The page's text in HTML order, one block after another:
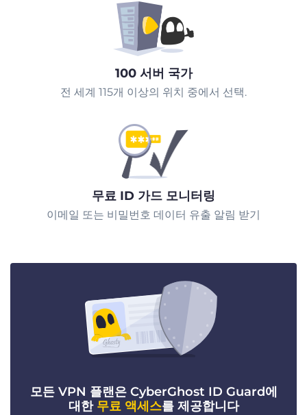
100 서버 국가
전 세계 115개 이상의 위치 중에서 선택.
무료 ID 가드 모니터링
이메일 또는 비밀번호 데이터 유출 알림 받기
모든 VPN 플랜은 CyberGhost ID Guard에
대한 무료 액세스를 제공합니다